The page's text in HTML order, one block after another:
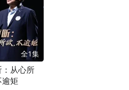
全1集
从心所
矩